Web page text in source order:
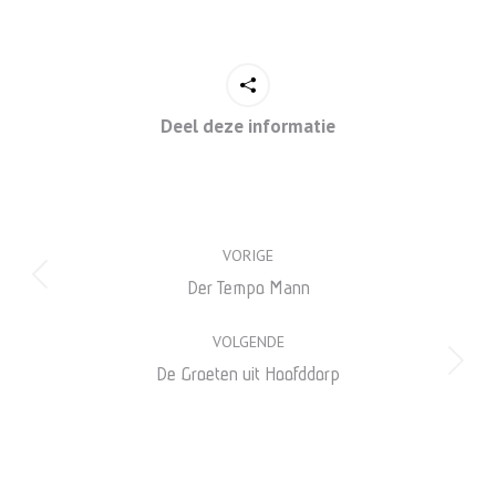
Deel deze informatie
VORIGE
Previous
Der Tempo Mann
VOLGENDE
Next
De Groeten uit Hoofddorp